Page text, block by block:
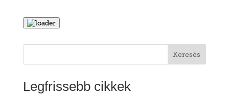
Keresés
Legfrissebb cikkek